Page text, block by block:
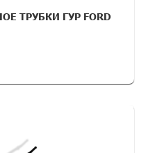
ТРУБКИ ГУР FORD